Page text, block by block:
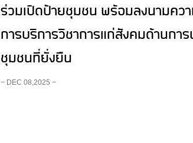
ร่วมเปิดป้ายชุมชน พร้อมลงนามคว
การบริการวิชาการแก่สังคมด้านกา
ชุมชนที่ยั่งยืน
− DEC 08,2025 −